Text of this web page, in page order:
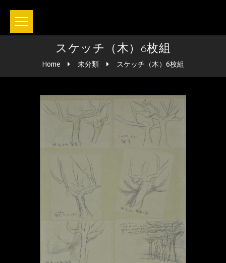
スケッチ（木）6枚組
Home 未分類 スケッチ（木）6枚組